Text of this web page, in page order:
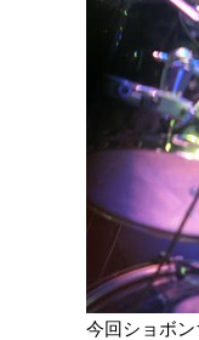
今回ショボ